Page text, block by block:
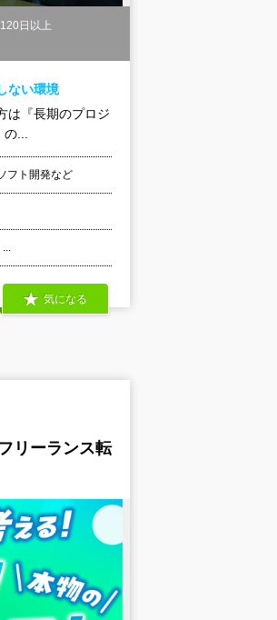
日以上
ない環境
は『長期のプロジ
...
フト開発など
...
気になる
リーランス転